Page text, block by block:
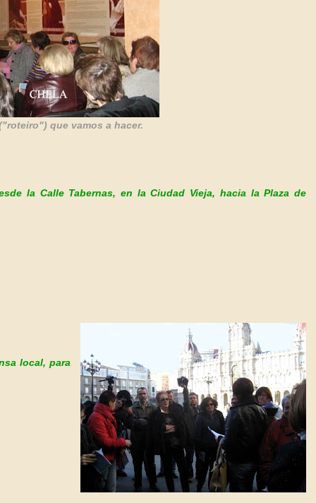
que vamos a hacer.
la Calle Tabernas, en la Ciudad Vieja, hacia la Plaza de
local, para